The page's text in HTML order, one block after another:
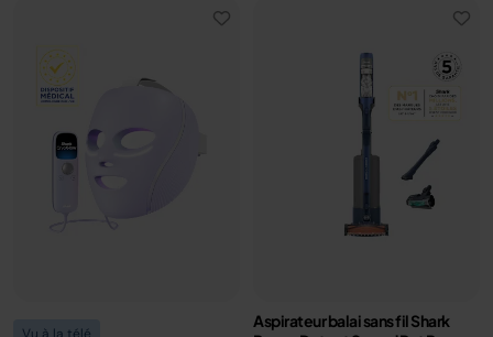
Vu à la télé
Aspirateur balai sans fil Shark